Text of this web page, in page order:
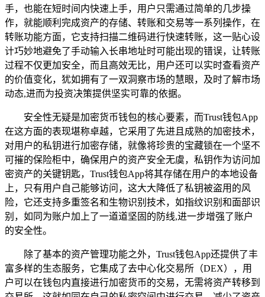
手，也能在短时间内快速上手，用户只需通过简单的几步操
作，就能顺利完成资产的存储、转账和交易等一系列操作，在
转账功能方面，它支持扫描二维码进行快速转账，这一贴心设
计巧妙地避免了手动输入长串地址时可能出现的错误，让转账
过程不仅更加安全，而且高效无比，用户还可以实时查看资产
的价值变化，犹如拥有了一双洞察市场的慧眼，及时了解市场
动态,进而为投资决策提供坚实可靠的依据。
安全性无疑是加密货币钱包的核心要素，而Trust钱包App
在这方面的表现堪称卓越，它采用了先进且成熟的加密技术，
对用户的私钥进行加密存储，就像将珍贵的宝藏锁在一个坚不
可摧的保险柜中，确保用户的资产安全无虞，私钥作为访问加
密资产的关键钥匙，Trust钱包App将其存储在用户的本地设备
上，只有用户自己能够访问，这大大降低了私钥被盗用的风
险，它还支持多重签名和生物识别技术，如指纹识别和面部识
别，如同为账户加上了一道道坚固的防线,进一步增强了账户
的安全性。
除了基本的资产管理功能之外，Trust钱包App还提供了丰
富多样的生态服务，它集成了去中心化交易所（DEX），用
户可以在钱包内直接进行加密货币的交易，无需将资产转移到